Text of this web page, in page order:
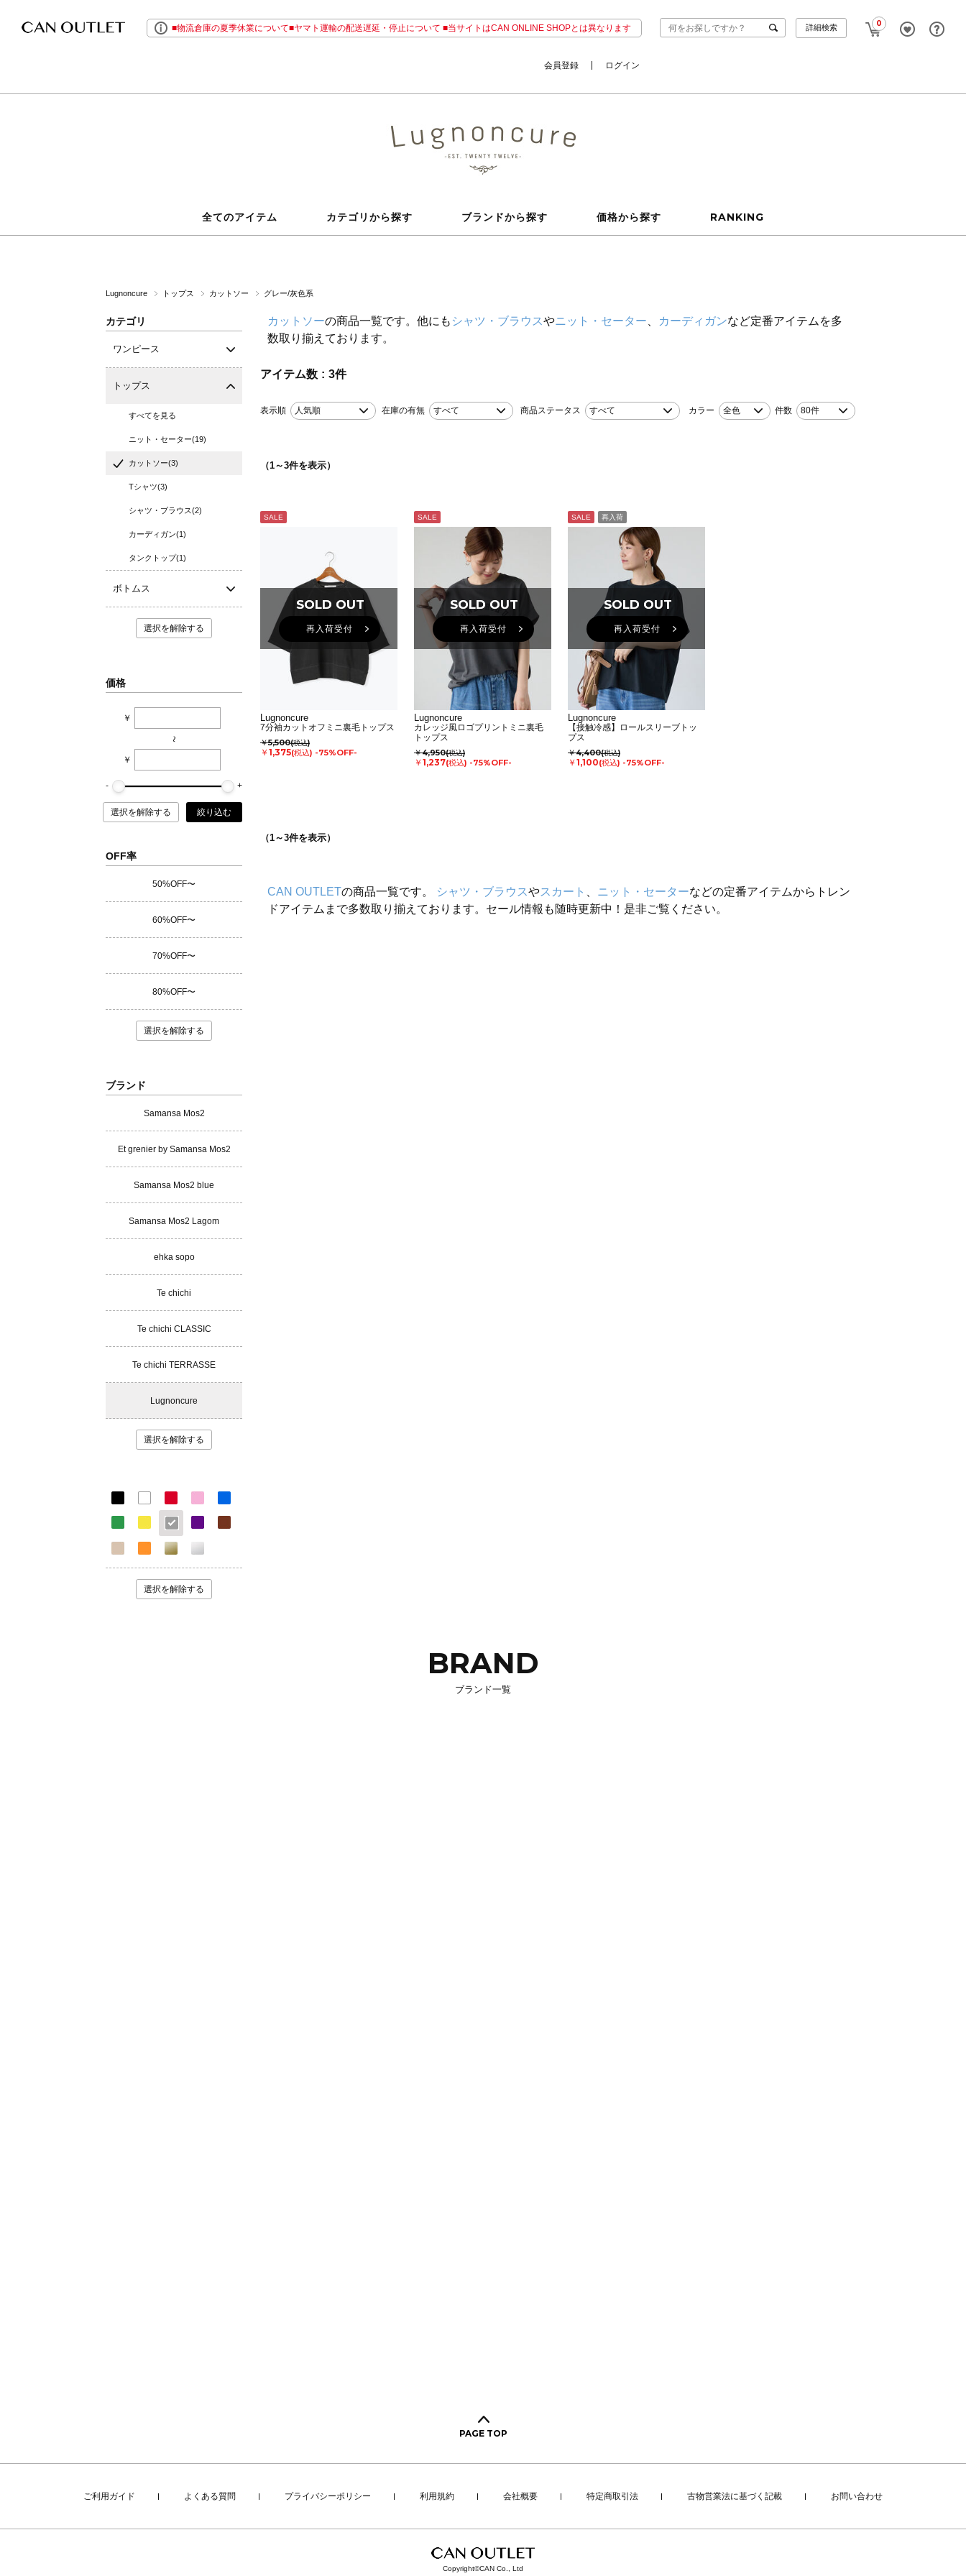
■物流倉庫の夏季休業について■ヤマト運輸の配送遅延・停止について ■当サイトはCAN ONLINE SHOPとは異なります 0
詳細検索
会員登録 ログイン
全てのアイテム カテゴリから探す ブランドから探す 価格から探す RANKING
Lugnoncure トップス カットソー グレー/灰色系
カテゴリ
ワンピース
トップス
すべてを見る
ニット・セーター(19)
カットソー(3)
Tシャツ(3)
シャツ・ブラウス(2)
カーディガン(1)
タンクトップ(1)
ボトムス
選択を解除する
価格
￥
~
￥
選択を解除する 絞り込む
OFF率
50%OFF〜
60%OFF〜
70%OFF〜
80%OFF〜
選択を解除する
ブランド
Samansa Mos2
Et grenier by Samansa Mos2
Samansa Mos2 blue
Samansa Mos2 Lagom
ehka sopo
Te chichi
Te chichi CLASSIC
Te chichi TERRASSE
Lugnoncure
選択を解除する
選択を解除する
カットソーの商品一覧です。他にも シャツ・ブラウスやニット・セーター カーディガンなど定番アイテムを多
数取り揃えております。
アイテム数 3件
表示順 人気順 在庫の有無 すべて 商品ステータス すべて カラー 全色 件数 80件
（1～3件を表示）
SALE
SOLD OUT
SOLD OUT
再入荷受付
Lugnoncure
7分袖カットオフミニ裏毛トップス
￥5,500(税込)
￥1,375(税込) -75%OFF-
SALE
SOLD OUT
SOLD OUT
再入荷受付
Lugnoncure
カレッジ風ロゴプリントミニ裏毛
トップス
￥4,950(税込)
￥1,237(税込) -75%OFF-
SALE 再入荷
SOLD OUT
SOLD OUT
再入荷受付
Lugnoncure
【接触冷感】ロールスリーブトッ
プス
￥4,400(税込)
￥1,100(税込) -75%OFF-
（1～3件を表示）
CAN OUTLETの商品一覧です。 シャツ・ブラウスやスカート ニット・セーターなどの定番アイテムからトレン
ドアイテムまで多数取り揃えております。セール情報も随時更新中！是非ご覧ください。
BRAND
ブランド一覧
PAGE TOP
ご利用ガイド よくある質問 プライバシーポリシー 利用規約 会社概要 特定商取引法 古物営業法に基づく記載 お問い合わせ
Copyright©CAN Co., Ltd